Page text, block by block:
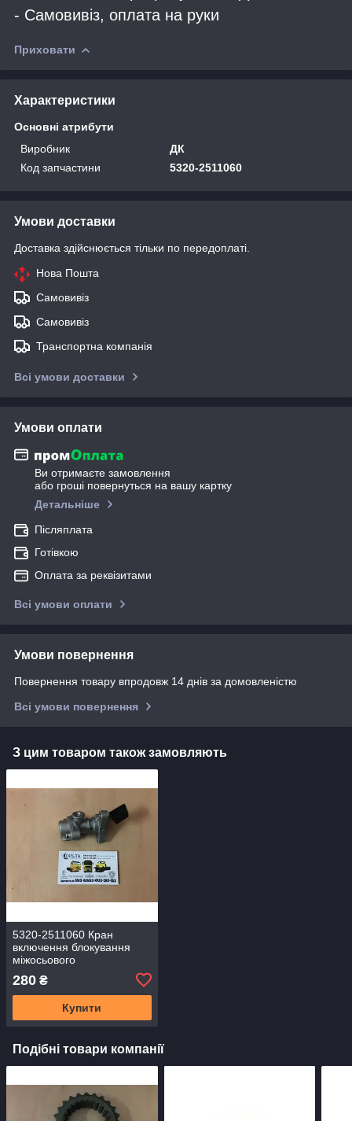
- Самовивіз, оплата на руки
Приховати
Характеристики
Основні атрибути
Виробник
ДК
Код запчастини
5320-2511060
Умови доставки
Доставка здійснюється тільки по передоплаті.
Нова Пошта
Самовивіз
Самовивіз
Транспортна компанія
Всі умови доставки
Умови оплати
Ви отримаєте замовлення
або гроші повернуться на вашу картку
Детальніше
Післяплата
Готівкою
Оплата за реквізитами
Всі умови оплати
Умови повернення
Повернення товару впродовж 14 днів за домовленістю
Всі умови повернення
З цим товаром також замовляють
5320-2511060 Кран
включення блокування
міжосьового
КАМАЗ
280 ₴
Купити
Подібні товари компанії